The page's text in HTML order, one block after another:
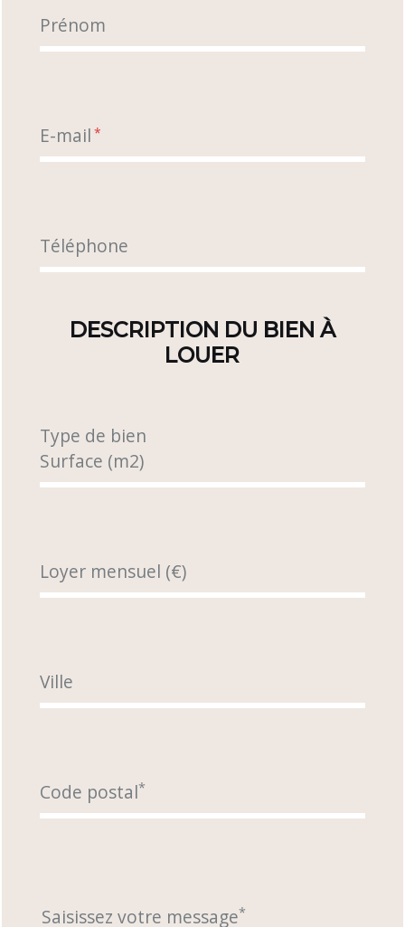
Prénom
E-mail *
Téléphone
DESCRIPTION DU BIEN À
LOUER
Type de bien
Surface (m2)
Loyer mensuel (€)
Ville
Code postal*
Saisissez votre message*